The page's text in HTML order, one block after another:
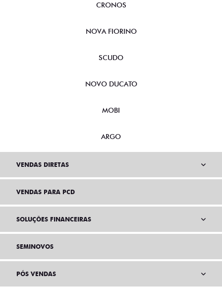
CRONOS
NOVA FIORINO
SCUDO
NOVO DUCATO
MOBI
ARGO
VENDAS DIRETAS
VENDAS PARA PCD
SOLUÇÕES FINANCEIRAS
SEMINOVOS
PÓS VENDAS